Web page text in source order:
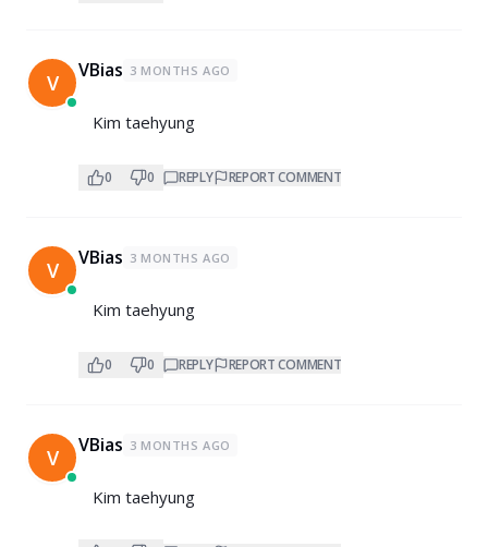
V VBias 3 MONTHS AGO
Kim taehyung
0 0 REPLY REPORT COMMENT
V VBias 3 MONTHS AGO
Kim taehyung
0 0 REPLY REPORT COMMENT
V VBias 3 MONTHS AGO
Kim taehyung